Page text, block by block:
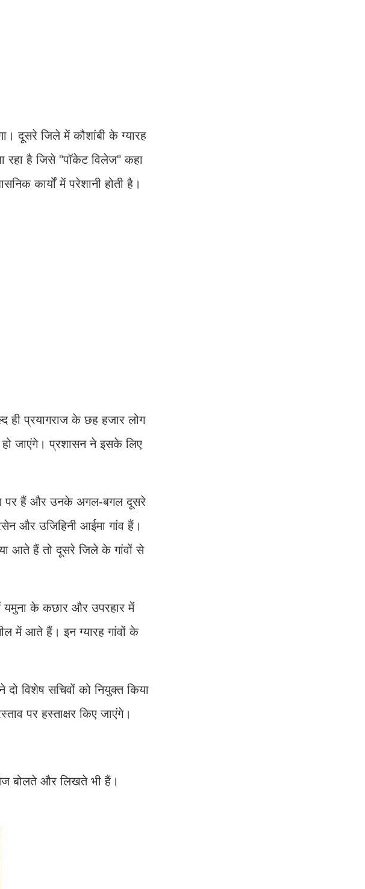
दूसरे जिले में कौशांबी के ग्यारह
रहा है जिसे "पॉकेट विलेज" कहा
कार्यों में परेशानी होती है।
ही प्रयागराज के छह हजार लोग
जाएंगे। प्रशासन ने इसके लिए
पर हैं और उनके अगल-बगल दूसरे
और उजिहिनी आईमा गांव हैं।
आते हैं तो दूसरे जिले के गांवों से
यमुना के कछार और उपरहार में
में आते हैं। इन ग्यारह गांवों के
विशेष सचिवों को नियुक्त किया
पर हस्ताक्षर किए जाएंगे।
बोलते और लिखते भी हैं।